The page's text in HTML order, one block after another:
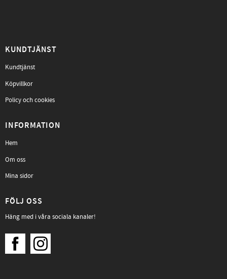
KUNDTJÄNST
Kundtjänst
Köpvillkor
Policy och cookies
INFORMATION
Hem
Om oss
Mina sidor
FÖLJ OSS
Häng med i våra sociala kanaler!